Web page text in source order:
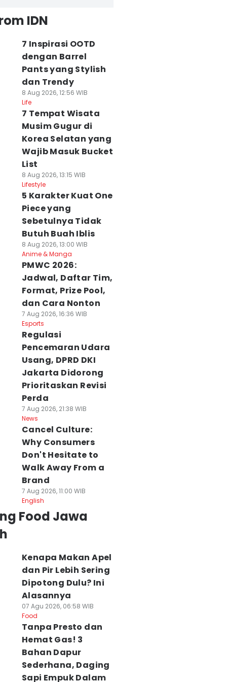
IDN
7 Inspirasi OOTD
dengan Barrel
Pants yang Stylish
dan Trendy
8 Aug 2026, 12:56 WIB
Life
7 Tempat Wisata
Musim Gugur di
Korea Selatan yang
Wajib Masuk Bucket
List
8 Aug 2026, 13:15 WIB
Lifestyle
5 Karakter Kuat One
Piece yang
Sebetulnya Tidak
Butuh Buah Iblis
8 Aug 2026, 13:00 WIB
Anime & Manga
PMWC 2026:
Jadwal, Daftar Tim,
Format, Prize Pool,
dan Cara Nonton
7 Aug 2026, 16:36 WIB
Esports
Regulasi
Pencemaran Udara
Usang, DPRD DKI
Jakarta Didorong
Prioritaskan Revisi
Perda
7 Aug 2026, 21:38 WIB
News
Cancel Culture:
Why Consumers
Don't Hesitate to
Walk Away From a
Brand
7 Aug 2026, 11:00 WIB
English
Food Jawa
Kenapa Makan Apel
dan Pir Lebih Sering
Dipotong Dulu? Ini
Alasannya
07 Agu 2026, 06:58 WIB
Food
Tanpa Presto dan
Hemat Gas! 3
Bahan Dapur
Sederhana, Daging
Sapi Empuk Dalam